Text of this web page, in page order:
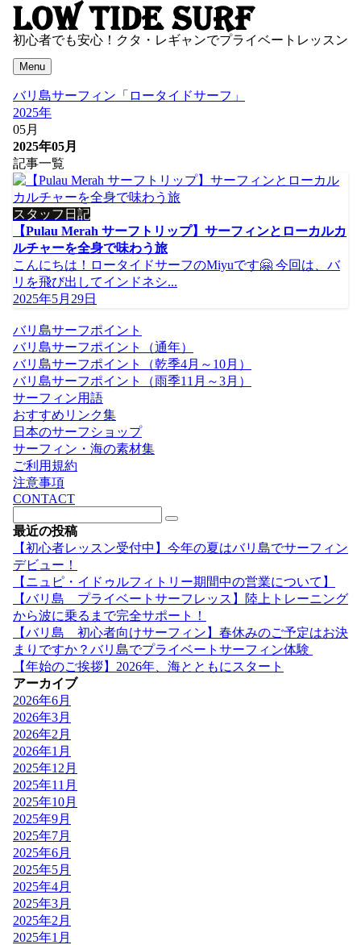
初心者でも安心！クタ・レギャンでプライベートレッスン
Menu
バリ島サーフィン「ロータイドサーフ」
2025年
05月
2025年05月
記事一覧
スタッフ日記
【Pulau Merah サーフトリップ】サーフィンとローカルカ
ルチャーを全身で味わう旅
こんにちは！ロータイドサーフのMiyuです🤗 今回は、バ
リを飛び出してインドネシ...
2025年5月29日
バリ島サーフポイント
バリ島サーフポイント（通年）
バリ島サーフポイント（乾季4月～10月）
バリ島サーフポイント（雨季11月～3月）
サーフィン用語
おすすめリンク集
日本のサーフショップ
サーフィン・海の素材集
ご利用規約
注意事項
CONTACT
最近の投稿
【初心者レッスン受付中】今年の夏はバリ島でサーフィン
デビュー！
【ニュピ・イドゥルフィトリー期間中の営業について】
【バリ島 プライベートサーフレッス】陸上トレーニング
から波に乗るまで完全サポート！
【バリ島 初心者向けサーフィン】春休みのご予定はお決
まりですか？バリ島でプライベートサーフィン体験
【年始のご挨拶】2026年、海とともにスタート
アーカイブ
2026年6月
2026年3月
2026年2月
2026年1月
2025年12月
2025年11月
2025年10月
2025年9月
2025年7月
2025年6月
2025年5月
2025年4月
2025年3月
2025年2月
2025年1月